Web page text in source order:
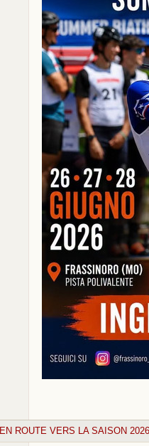
EN ROUTE VERS LA SAISON